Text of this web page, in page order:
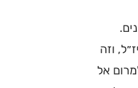
וזה
אל